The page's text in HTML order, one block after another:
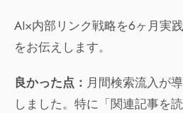
AI×内部リンク戦略を6ヶ月実
をお伝えします。
良かった点： 月間検索流入が
しました。特に「関連記事を